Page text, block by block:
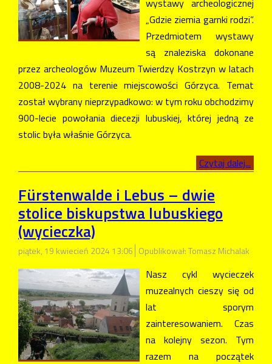
wystawy archeologicznej
„Gdzie ziemia garnki rodzi”.
Przedmiotem wystawy
są znaleziska dokonane
przez archeologów Muzeum Twierdzy Kostrzyn w latach
2008-2024 na terenie miejscowości Górzyca. Temat
został wybrany nieprzypadkowo: w tym roku obchodzimy
900-lecie powołania diecezji lubuskiej, której jedną ze
stolic była właśnie Górzyca.
Czytaj dalej...
Fürstenwalde i Lebus – dwie
stolice biskupstwa lubuskiego
(wycieczka)
piątek, 19 kwiecień 2024 13:06 Opublikował: Tomasz Michalak
Nasz cykl wycieczek
muzealnych cieszy się od
lat sporym
zainteresowaniem. Czas
na kolejny sezon. Tym
razem na początek